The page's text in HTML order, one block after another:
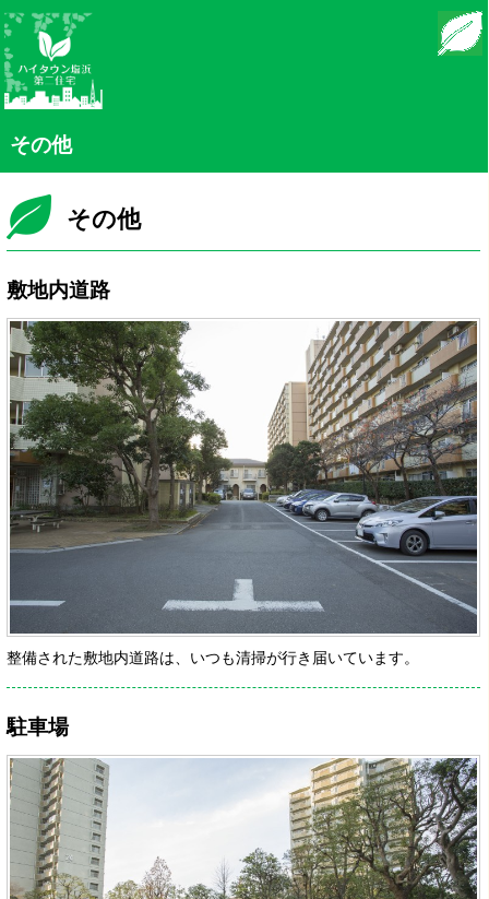
その他
その他
敷地内道路
整備された敷地内道路は、いつも清掃が行き届いています。
駐車場